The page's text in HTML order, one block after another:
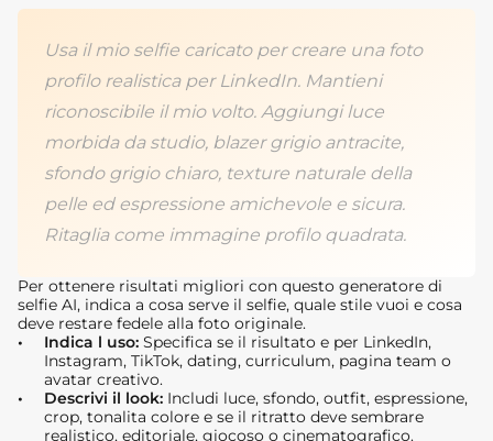
Usa il mio selfie caricato per creare una foto
profilo realistica per LinkedIn. Mantieni
riconoscibile il mio volto. Aggiungi luce
morbida da studio, blazer grigio antracite,
sfondo grigio chiaro, texture naturale della
pelle ed espressione amichevole e sicura.
Ritaglia come immagine profilo quadrata.
Per ottenere risultati migliori con questo generatore di
selfie AI, indica a cosa serve il selfie, quale stile vuoi e cosa
deve restare fedele alla foto originale.
Indica l uso: Specifica se il risultato e per LinkedIn,
Instagram, TikTok, dating, curriculum, pagina team o
avatar creativo.
Descrivi il look: Includi luce, sfondo, outfit, espressione,
crop, tonalita colore e se il ritratto deve sembrare
realistico, editoriale, giocoso o cinematografico.